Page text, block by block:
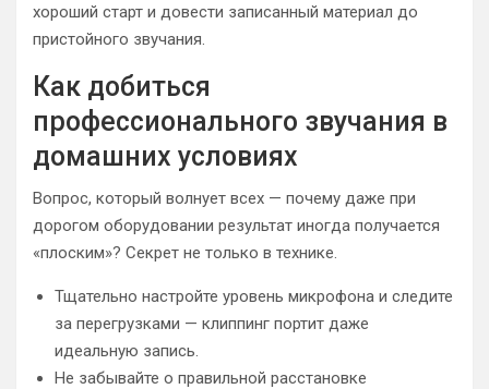
хороший старт и довести записанный материал до
пристойного звучания.
Как добиться
профессионального звучания в
домашних условиях
Вопрос, который волнует всех — почему даже при
дорогом оборудовании результат иногда получается
«плоским»? Секрет не только в технике.
Тщательно настройте уровень микрофона и следите
за перегрузками — клиппинг портит даже
идеальную запись.
Не забывайте о правильной расстановке